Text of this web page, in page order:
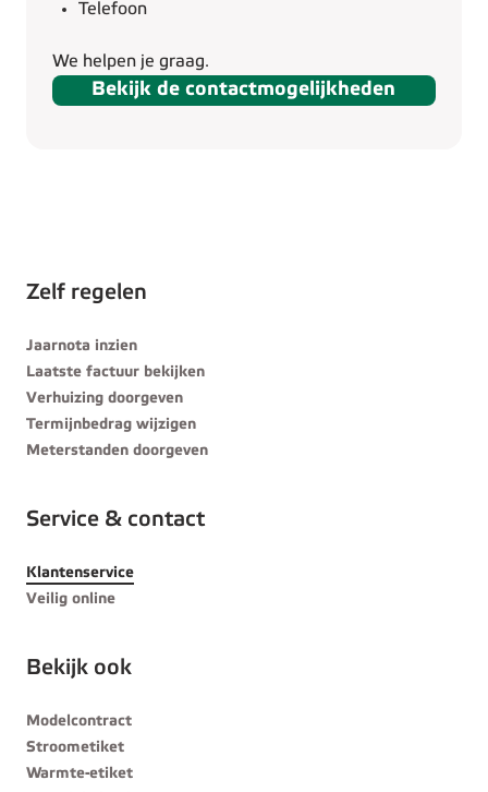
Telefoon
We helpen je graag.
Bekijk de contactmogelijkheden
Zelf regelen
Jaarnota inzien
Laatste factuur bekijken
Verhuizing doorgeven
Termijnbedrag wijzigen
Meterstanden doorgeven
Service & contact
Klantenservice
Veilig online
Bekijk ook
Modelcontract
Stroometiket
Warmte-etiket